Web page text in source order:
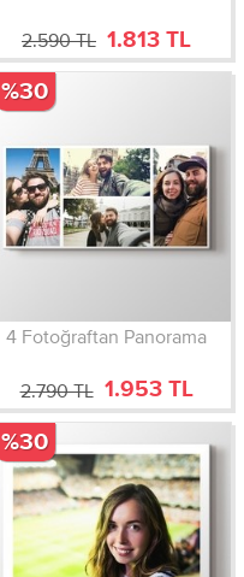
2.590 TL 1.813 TL
4 Fotoğraftan Panorama
2.790 TL 1.953 TL
%30
%30